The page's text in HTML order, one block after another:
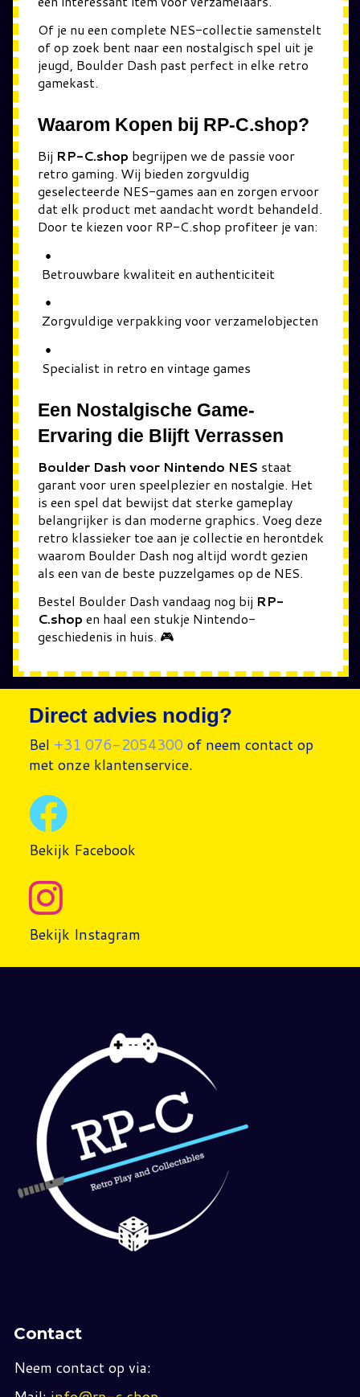
Of je nu een complete NES-collectie samenstelt
of op zoek bent naar een nostalgisch spel uit je
jeugd, Boulder Dash past perfect in elke retro
gamekast.
Waarom Kopen bij RP-C.shop?
Bij RP-C.shop begrijpen we de passie voor
retro gaming. Wij bieden zorgvuldig
geselecteerde NES-games aan en zorgen ervoor
dat elk product met aandacht wordt behandeld.
Door te kiezen voor RP-C.shop profiteer je van:
Betrouwbare kwaliteit en authenticiteit
Zorgvuldige verpakking voor verzamelobjecten
Specialist in retro en vintage games
Een Nostalgische Game-
Ervaring die Blijft Verrassen
Boulder Dash voor Nintendo NES staat
garant voor uren speelplezier en nostalgie. Het
is een spel dat bewijst dat sterke gameplay
belangrijker is dan moderne graphics. Voeg deze
retro klassieker toe aan je collectie en herontdek
waarom Boulder Dash nog altijd wordt gezien
als een van de beste puzzelgames op de NES.
Bestel Boulder Dash vandaag nog bij RP-
C.shop en haal een stukje Nintendo-
geschiedenis in huis. 🎮
Direct advies nodig?
Bel +31 076-2054300 of neem contact op
met onze klantenservice.
Bekijk Facebook
Bekijk Instagram
Contact
Neem contact op via: